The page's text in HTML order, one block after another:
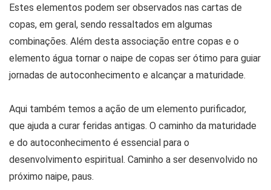
Estes elementos podem ser observados nas cartas de
copas, em geral, sendo ressaltados em algumas
combinações. Além desta associação entre copas e o
elemento água tornar o naipe de copas ser ótimo para guiar
jornadas de autoconhecimento e alcançar a maturidade.
Aqui também temos a ação de um elemento purificador,
que ajuda a curar feridas antigas. O caminho da maturidade
e do autoconhecimento é essencial para o
desenvolvimento espiritual. Caminho a ser desenvolvido no
próximo naipe, paus.